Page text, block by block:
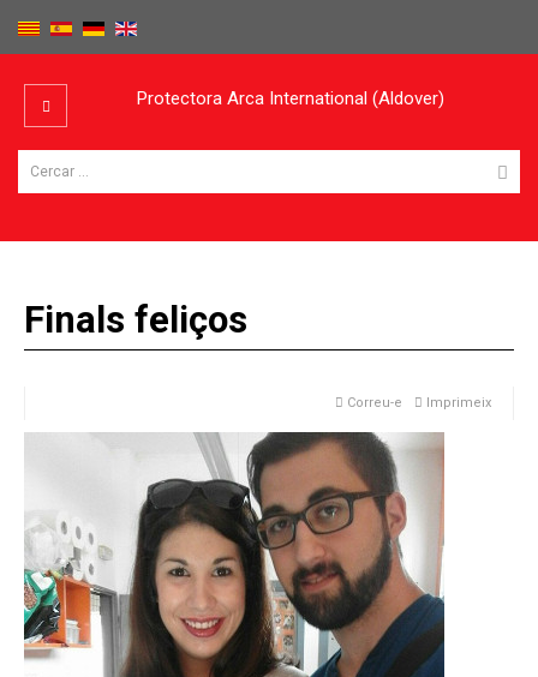
Protectora Arca International (Aldover)
Finals feliços
Imprimeix
Correu-e